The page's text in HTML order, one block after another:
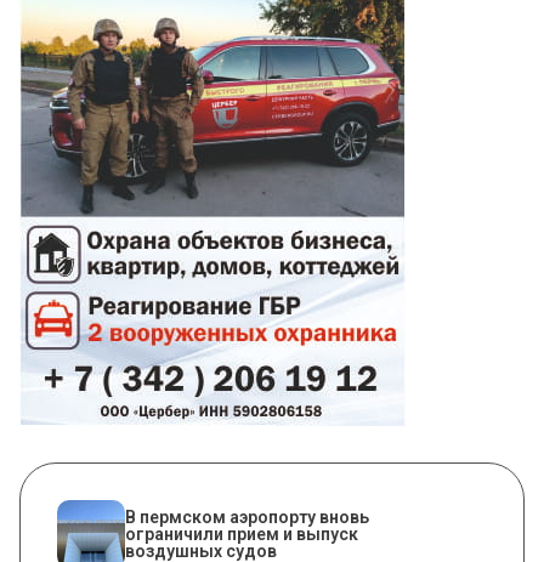
В пермском аэропорту вновь
ограничили прием и выпуск
воздушных судов